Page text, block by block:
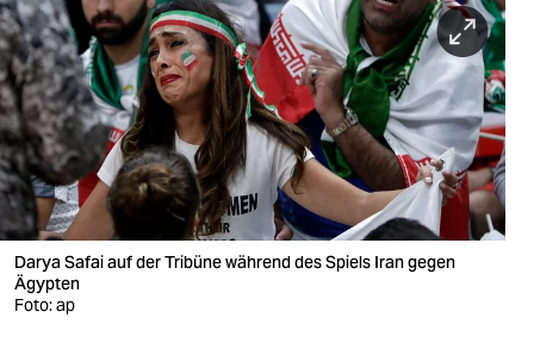
sport
berlin
nord
wahrheit
verlag
verlag
Darya Safai auf der Tribüne während des Spiels Iran gegen
Ägypten
Foto: ap